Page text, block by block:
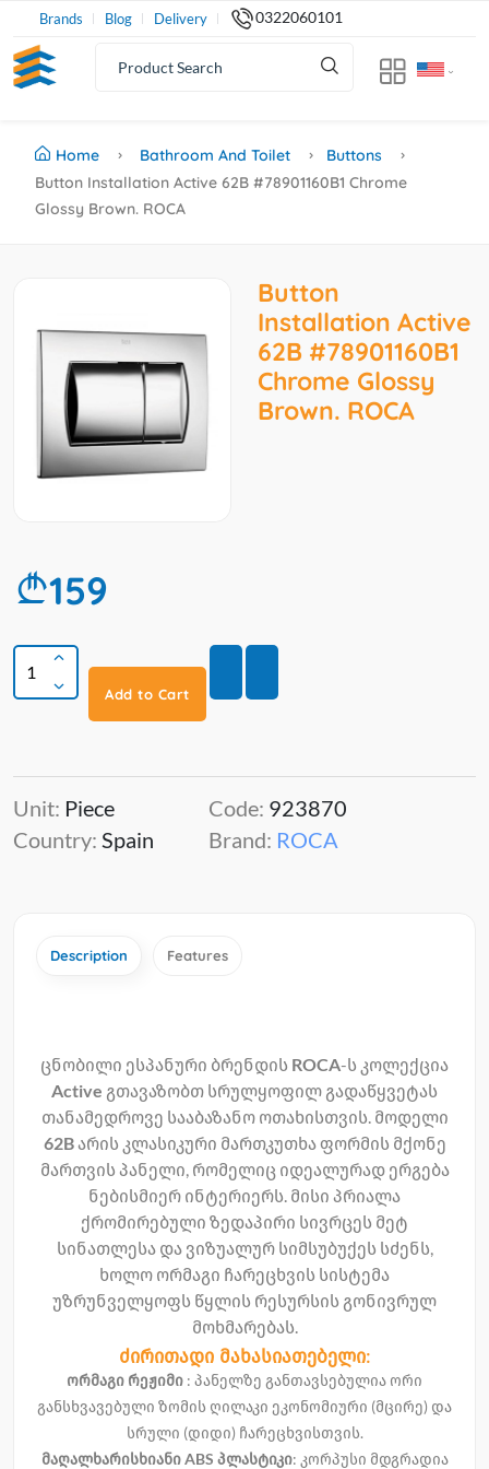
Brands Blog Delivery 0322060101
Home Bathroom And Toilet
Buttons
Button Installation Active 62B #78901160B1 Chrome
Glossy Brown. ROCA
Button
Installation Active
62B #78901160B1
Chrome Glossy
Brown. ROCA
159
Add to Cart
Unit: Piece
Country: Spain
Code: 923870
Brand: ROCA
Description Features
ცნობილი ესპანური ბრენდის ROCA-ს კოლექცია
Active გთავაზობთ სრულყოფილ გადაწყვეტას
თანამედროვე სააბაზანო ოთახისთვის. მოდელი
62Bარის კლასიკური მართკუთხა ფორმის მქონე
მართვის პანელი, რომელიც იდეალურად ერგება
ნებისმიერ ინტერიერს. მისი პრიალა
ქრომირებული ზედაპირი სივრცეს მეტ
სინათლესა და ვიზუალურ სიმსუბუქეს სძენს,
ხოლო ორმაგი ჩარეცხვის სისტემა
უზრუნველყოფს წყლის რესურსის გონივრულ
მოხმარებას.
ძირითადი მახასიათებელი:
ორმაგი რეჟიმი : პანელზე განთავსებულია ორი
განსხვავებული ზომის ღილაკი ეკონომიური (მცირე) და
სრული (დიდი) ჩარეცხვისთვის.
მაღალხარისხიანი ABS პლასტიკი: კორპუსი მდგრადია